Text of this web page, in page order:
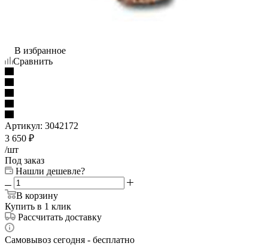
В избранное
Сравнить
Артикул: 3042172
3 650 ₽
/шт
Под заказ
Нашли дешевле?
В корзину
Купить в 1 клик
Рассчитать доставку
Самовывоз сегодня - бесплатно